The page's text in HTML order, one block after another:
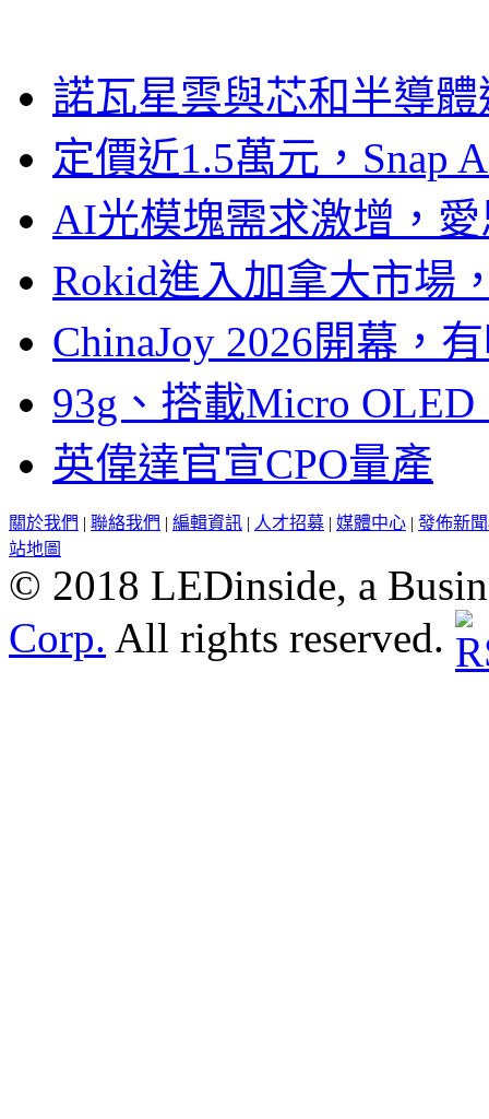
諾瓦星雲與芯和半導
定價近1.5萬元，Snap
AI光模塊需求激增，
Rokid進入加拿大市場
ChinaJoy 2026開幕，
93g、搭載Micro
英偉達官宣CPO量產
關於我們 | 聯絡我們 | 編輯資訊 | 人才招募 | 媒體中心 | 發佈新
站地圖
© 2018 LEDinside, a
Corp. All rights reserved.